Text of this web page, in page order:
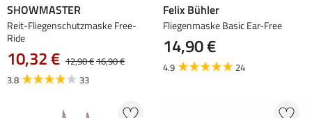
SHOWMASTER
Reit-Fliegenschutzmaske Free-
Ride
10,32 € 12,90 €16,90 €
3.8
33
Felix Bühler
Fliegenmaske Basic Ear-Free
14,90 €
4.9 24